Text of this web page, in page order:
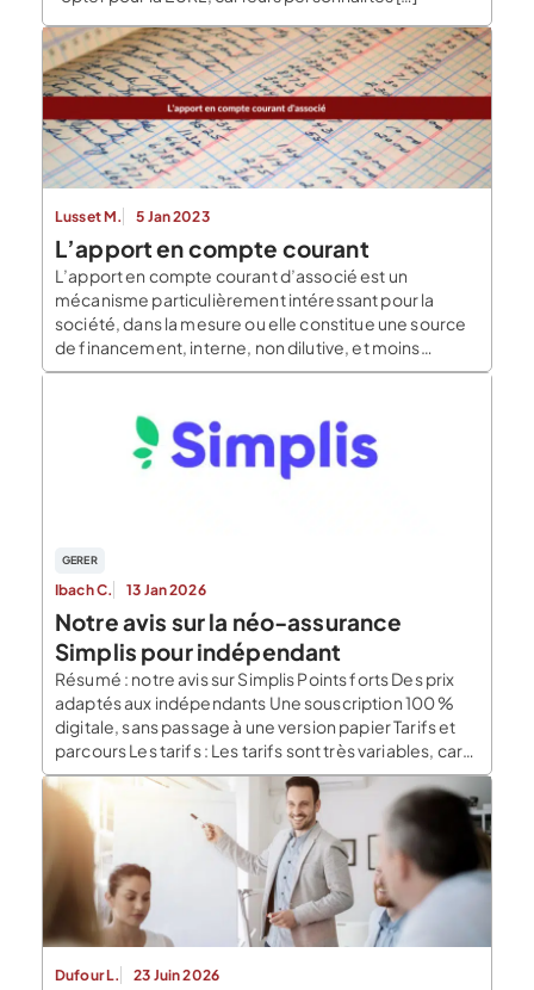
Lusset M. 5 Jan 2023
L’apport en compte courant
L’apport en compte courant d’associé est un
mécanisme particulièrement intéressant pour la
société, dans la mesure ou elle constitue une source
de financement, interne, non dilutive, et moins
onéreuse que d’autres sources de financements.
compte courant d’associé est un prêt consenti par un
associé à la société […]
GERER
Ibach C. 13 Jan 2026
Notre avis sur la néo-assurance
Simplis pour indépendant
Résumé : notre avis sur Simplis Points forts Des prix
adaptés aux indépendants Une souscription 100 %
digitale, sans passage à une version papier Tarifs et
parcours Les tarifs : Les tarifs sont très variables, car
modulables.. Le premier prix est à 9,99 € / mois pour
la RC Pro d’un freelance travaillant chez lui avec un
ordinateur. Ce […]
Dufour L. 23 Juin 2026